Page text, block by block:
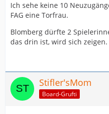
Ich sehe keine 10
FAG eine Torfrau.
Blomberg dürfte 2
das drin ist, wird sich zeigen.
Stifler'sMom
Board-Grufti